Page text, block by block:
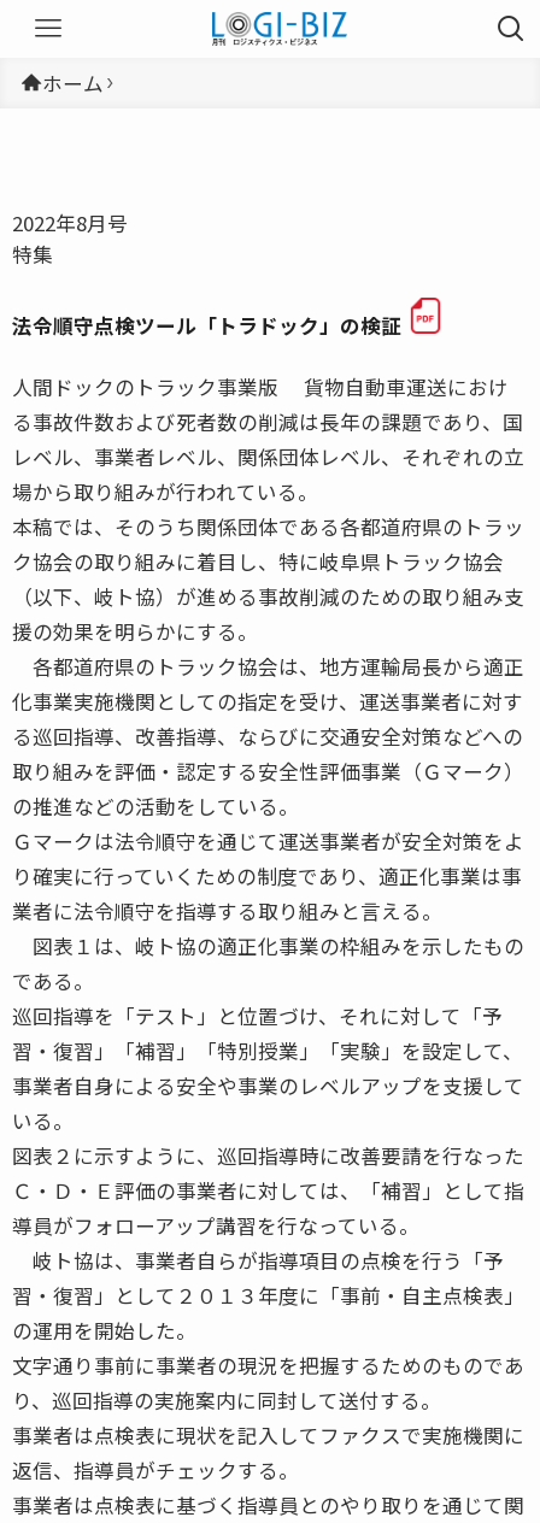
ホーム
2022年8月号
特集
法令順守点検ツール「トラドック」の検証
人間ドックのトラック事業版 貨物自動車運送におけ
る事故件数および死者数の削減は長年の課題であり、国
レベル、事業者レベル、関係団体レベル、それぞれの立
場から取り組みが行われている。
本稿では、そのうち関係団体である各都道府県のトラッ
ク協会の取り組みに着目し、特に岐阜県トラック協会
（以下、岐ト協）が進める事故削減のための取り組み支
援の効果を明らかにする。
各都道府県のトラック協会は、地方運輸局長から適正
化事業実施機関としての指定を受け、運送事業者に対す
る巡回指導、改善指導、ならびに交通安全対策などへの
取り組みを評価・認定する安全性評価事業（Ｇマーク）
の推進などの活動をしている。
Ｇマークは法令順守を通じて運送事業者が安全対策をよ
り確実に行っていくための制度であり、適正化事業は事
業者に法令順守を指導する取り組みと言える。
図表１は、岐ト協の適正化事業の枠組みを示したもの
である。
巡回指導を「テスト」と位置づけ、それに対して「予
習・復習」「補習」「特別授業」「実験」を設定して、
事業者自身による安全や事業のレベルアップを支援して
いる。
図表２に示すように、巡回指導時に改善要請を行なった
Ｃ・Ｄ・Ｅ評価の事業者に対しては、「補習」として指
導員がフォローアップ講習を行なっている。
岐ト協は、事業者自らが指導項目の点検を行う「予
習・復習」として２０１３年度に「事前・自主点検表」
の運用を開始した。
文字通り事前に事業者の現況を把握するためのものであ
り、巡回指導の実施案内に同封して送付する。
事業者は点検表に現状を記入してファクスで実施機関に
返信、指導員がチェックする。
事業者は点検表に基づく指導員とのやり取りを通じて関